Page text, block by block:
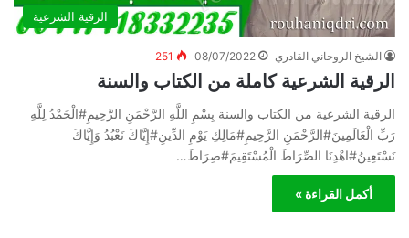
الرقية الشرعية
الشيخ الروحاني القادري 08/07/2022
251
الرقية الشرعية كاملة من الكتاب والسنة
الرقية الشرعية من الكتاب والسنة بِسْمِ اللَّهِ الرَّحْمَنِ الرَّحِيمِ#الْحَمْدُ لِلَّهِ
رَبِّ الْعَالَمِينَ#الرَّحْمَنِ الرَّحِيمِ#مَالِكِ يَوْمِ الدِّينِ#إِيَّاكَ نَعْبُدُ وَإِيَّاكَ
نَسْتَعِينُ#اهْدِنَا الصِّرَاطَ الْمُسْتَقِيمَ#صِرَاطَ…
أكمل القراءة »